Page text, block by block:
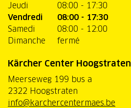
Jeudi
08:00 - 17:30
Vendredi
08:00 - 17:30
Samedi
08:00 - 12:00
Dimanche
fermé
Kärcher Center Hoogstraten
Meerseweg 199 bus a
2322 Hoogstraten
info@karchercentermaes.be